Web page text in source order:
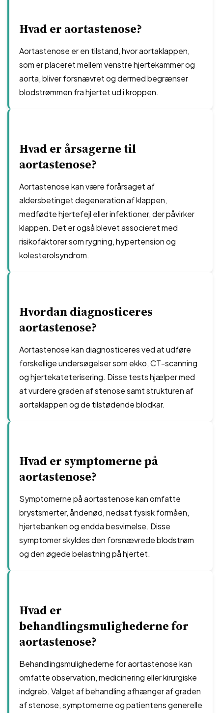
Hvad er aortastenose?
Aortastenose er en tilstand, hvor aortaklappen,
som er placeret mellem venstre hjertekammer og
aorta, bliver forsnævret og dermed begrænser
blodstrømmen fra hjertet ud i kroppen.
Hvad er årsagerne til
aortastenose?
Aortastenose kan være forårsaget af
aldersbetinget degeneration af klappen,
medfødte hjertefejl eller infektioner, der påvirker
klappen. Det er også blevet associeret med
risikofaktorer som rygning, hypertension og
kolesterolsyndrom.
Hvordan diagnosticeres
aortastenose?
Aortastenose kan diagnosticeres ved at udføre
forskellige undersøgelser som ekko, CT-scanning
og hjertekateterisering. Disse tests hjælper med
at vurdere graden af stenose samt strukturen af
aortaklappen og de tilstødende blodkar.
Hvad er symptomerne på
aortastenose?
Symptomerne på aortastenose kan omfatte
brystsmerter, åndenød, nedsat fysisk formåen,
hjertebanken og endda besvimelse. Disse
symptomer skyldes den forsnævrede blodstrøm
og den øgede belastning på hjertet.
Hvad er
behandlingsmulighederne for
aortastenose?
Behandlingsmulighederne for aortastenose kan
omfatte observation, medicinering eller kirurgiske
indgreb. Valget af behandling afhænger af graden
af stenose, symptomerne og patientens generelle